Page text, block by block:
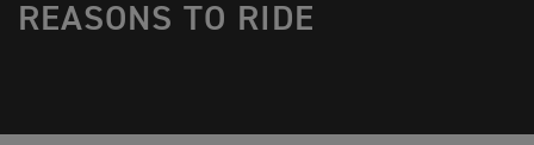
REASONS TO RIDE